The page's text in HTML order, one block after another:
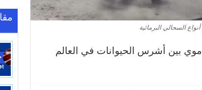
السحالي البرمائية
بين أشرس الحيوانات في العالم